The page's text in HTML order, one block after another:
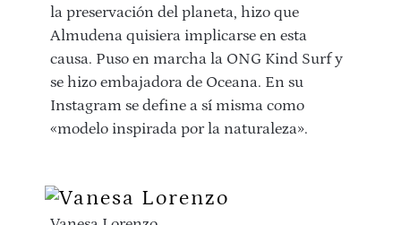
la preservación del planeta, hizo que
Almudena quisiera implicarse en esta
causa. Puso en marcha la ONG Kind Surf y
se hizo embajadora de Oceana. En su
Instagram se define a sí misma como
«modelo inspirada por la naturaleza».